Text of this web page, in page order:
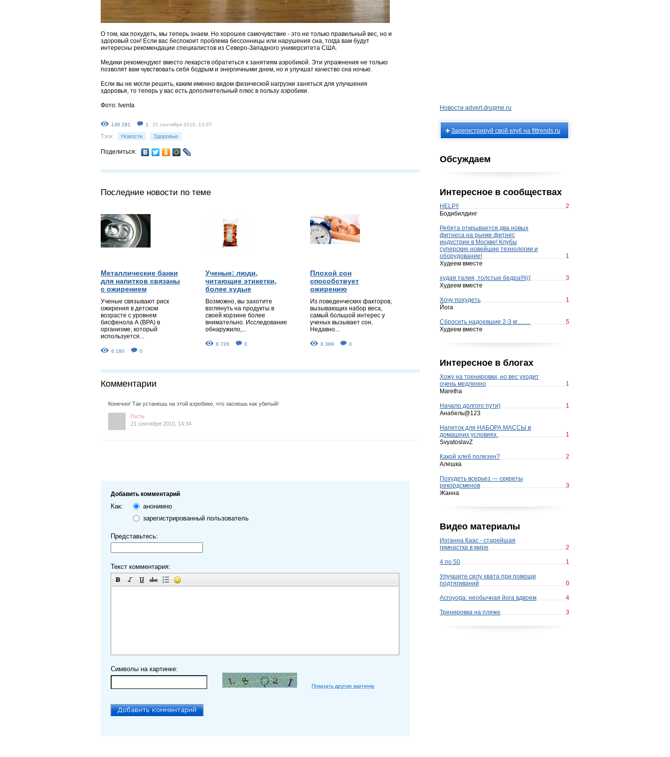
О том, как похудеть, мы теперь знаем. Но хорошее самочувствие - это не только правильный вес, но и
здоровый сон! Если вас беспокоит проблема бессонницы или нарушения сна, тогда вам будут
интересны рекомендации специалистов из Северо-Западного университета США.
Медики рекомендуют вместо лекарств обратиться к занятиям аэробикой. Эти упражнения не только
позволят вам чувствовать себя бодрым и энергичными днем, но и улучшат качество сна ночью.
Если вы не могли решить, каким именно видом физической нагрузки заняться для улучшения
здоровья, то теперь у вас есть дополнительный плюс в пользу аэробики.
Фото: Iventa
136 281 1 21 сентября 2010, 13:37
Тэги: Новости Здоровье
Поделиться:
Последние новости по теме
Металлические банки
для напитков связаны
с ожирением
Ученые связывают риск
ожирения в детском
возрасте с уровнем
бисфенола А (ВРА) в
организме, который
используется...
6 180 0
Ученые: люди,
читающие этикетки,
более худые
Возможно, вы захотите
взглянуть на продукты в
своей корзине более
внимательно. Исследование
обнаружило,...
6 726 0
Плохой сон
способствует
ожирению
Из поведенческих факторов,
вызывающих набор веса,
самый большой интерес у
ученых вызывает сон.
Недавно...
8 389 0
Комментарии
Конечно! Так устанешь на этой аэробике, что заснешь как убитый!
Гость
21 сентября 2010, 14:34
Добавить комментарий
Как:
анонимно
зарегистрированный пользователь
Представьтесь:
Текст комментария:
Символы на картинке:
Показать другую картинку
Новости advert.drugme.ru
Зарегистрируй свой клуб на fittrends.ru
Обсуждаем
Интересное в сообществах
HELP!!
2
Бодибилдинг
Ребята открывается два новых
фитнеса на рынке фитнес
индустрии в Москве! Клубы
суперские новейшие технологии и
оборудование!
1
Худеем вместе
худая талия, толстые бедра!!!(((
3
Худеем вместе
Хочу похудеть
1
Йога
Сбросить надоевшие 2-3 кг.........
5
Худеем вместе
Интересное в блогах
Хожу на тренировки, но вес уходит
очень медленно
1
Maretha
Начало долгого пути)
1
Анабель@123
Напиток для НАБОРА МАССЫ в
домашних условиях.
1
SvyatoslavZ
Какой хлеб полезен?
2
Алешка
Похудеть всерьез — секреты
рекордсменов
3
Жанна
Видео материалы
Иоганна Каас - старейшая
гимнастка в мире
2
4 по 50 1
Улучшите силу хвата при помощи
подтягиваний
0
Acroyoga: необычная йога вдвоем 4
Тренировка на пляже 3